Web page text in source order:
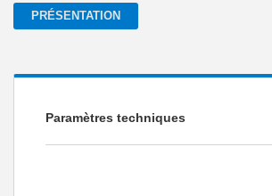
PRÉSENTATION
Paramètres techniques
Puissance nominale S1 [kW]